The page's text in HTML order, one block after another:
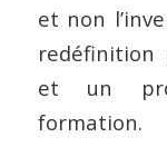
et non
redéfinition
et un
formation.